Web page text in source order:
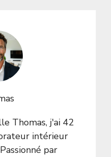
Thomas, j'ai 42
intérieur
par